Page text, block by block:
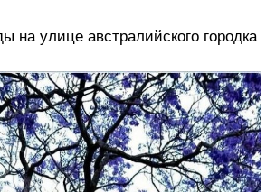
на улице австралийского городка